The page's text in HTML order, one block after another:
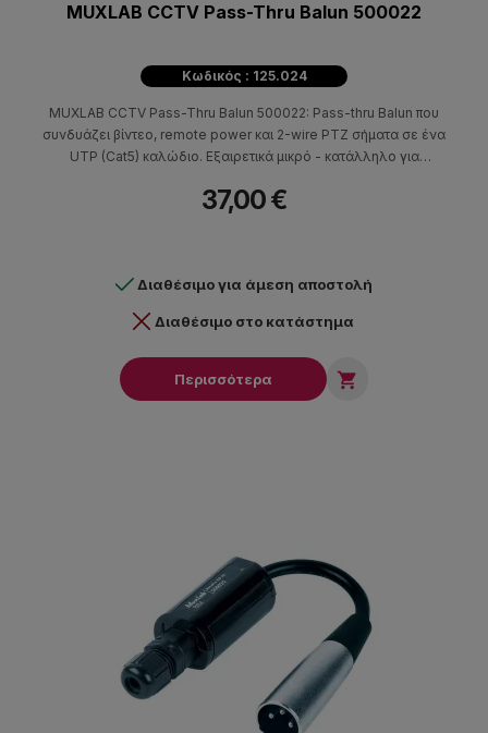
MUXLAB CCTV Pass-Thru Balun 500022
Κωδικός : 125.024
MUXLAB CCTV Pass-Thru Balun 500022: Pass-thru Balun που
συνδυάζει βίντεο, remote power και 2-wire PTZ σήματα σε ένα
UTP (Cat5) καλώδιο. Εξαιρετικά μικρό - κατάλληλο για
με άλλα CCTV baluns.
37,00 €
Διαθέσιμο για άμεση αποστολή
Διαθέσιμο στο κατάστημα
Περισσότερα 